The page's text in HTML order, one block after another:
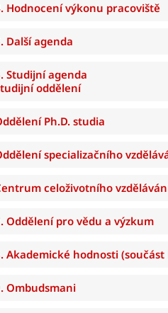
Hodnocení výkonu pracoviště
Další agenda
Studijní agenda
oddělení
Ph.D. studia
specializačního
celoživotního
Oddělení pro vědu a výzkum
Akademické hodnosti
Ombudsmani